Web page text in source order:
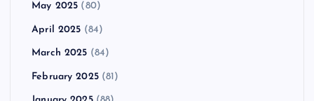
May 2025 (80)
April 2025 (84)
March 2025 (84)
February 2025(81)